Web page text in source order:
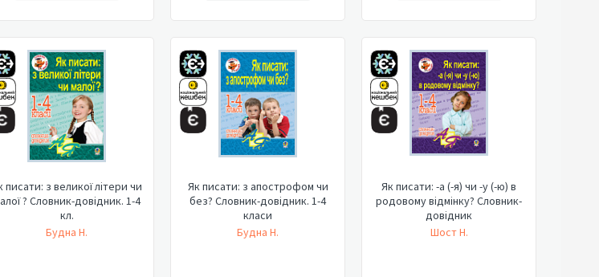
писати: з великої літери чи
? Словник-довідник. 1-4
кл.
Будна Н.
Як писати: з апострофом чи
без? Словник-довідник. 1-4
класи
Будна Н.
Як писати: -а (-я) чи -у (-ю) в
родовому відмінку? Словник-
довідник
Шост Н.